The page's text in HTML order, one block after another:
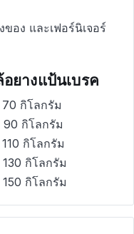
อง และเฟอร์นิเจอร์
ยางแป้นเบรค
กิโลกรัม
กิโลกรัม
กิโลกรัม
กิโลกรัม
กิโลกรัม